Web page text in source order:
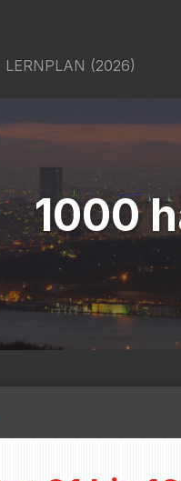
LERNPLAN (2026)
1000